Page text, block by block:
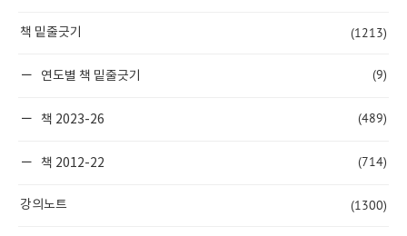
책 밑줄긋기 (1213)
연도별 책 밑줄긋기 (9)
책 2023-26 (489)
책 2012-22 (714)
강의노트 (1300)